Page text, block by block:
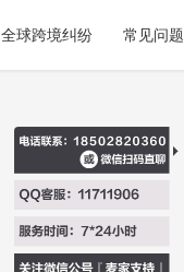
全球跨境纠纷 常见问题